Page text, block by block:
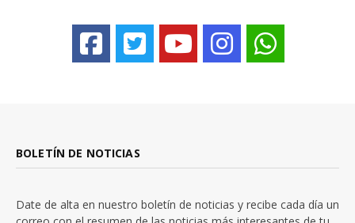
BOLETÍN DE NOTICIAS
Date de alta en nuestro boletín de noticias y recibe cada día un